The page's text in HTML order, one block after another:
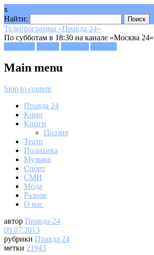
x
Найти:
Телепрограмма «Правда 24»
По субботам в 18:30 на канале «Москва
Main menu
Skip to content
Правда 24
Кино
Книги
Поэзия
Театр
Политика
Музыка
Спорт
СМИ
Мода
Разное
О нас
автор Правда-24
09.07.2013
рубрики Правда 24
метки 21943